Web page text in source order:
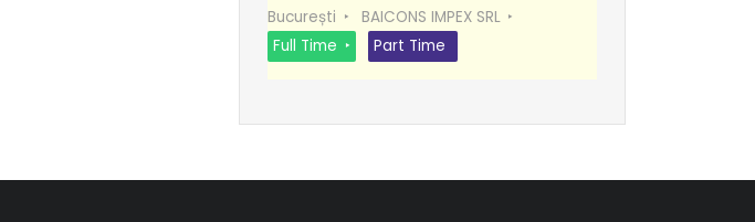
București
BAICONS IMPEX SRL
Full Time
Part Time